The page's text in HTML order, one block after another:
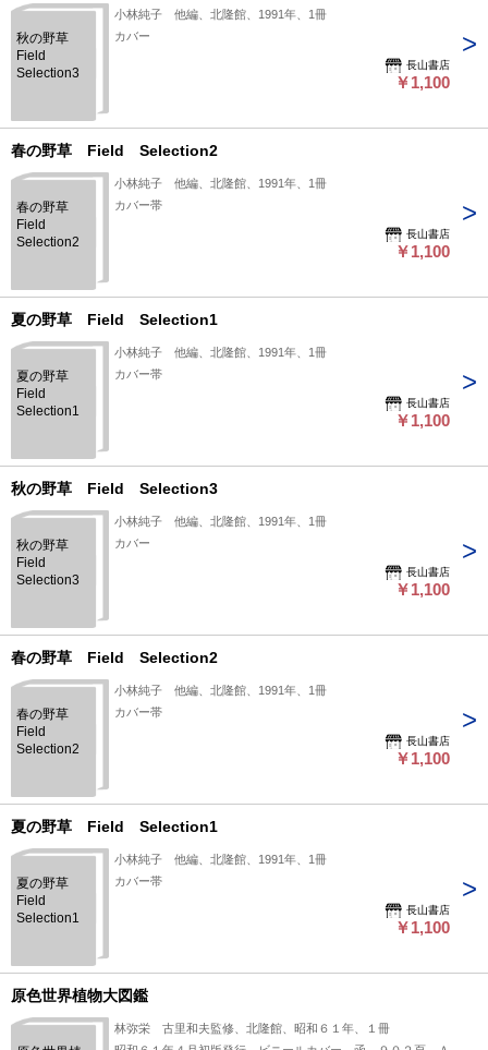
秋の野草
Field
Selection3
小林純子 他編、北隆館、1991年、1冊
カバー
長山書店
￥1,100
春の野草 Field Selection2
春の野草
Field
Selection2
小林純子 他編、北隆館、1991年、1冊
カバー帯
長山書店
￥1,100
夏の野草 Field Selection1
夏の野草
Field
Selection1
小林純子 他編、北隆館、1991年、1冊
カバー帯
長山書店
￥1,100
秋の野草 Field Selection3
秋の野草
Field
Selection3
小林純子 他編、北隆館、1991年、1冊
カバー
長山書店
￥1,100
春の野草 Field Selection2
春の野草
Field
Selection2
小林純子 他編、北隆館、1991年、1冊
カバー帯
長山書店
￥1,100
夏の野草 Field Selection1
夏の野草
Field
Selection1
小林純子 他編、北隆館、1991年、1冊
カバー帯
長山書店
￥1,100
原色世界植物大図鑑
林弥栄 古里和夫監修、北隆館、昭和６１年、１冊